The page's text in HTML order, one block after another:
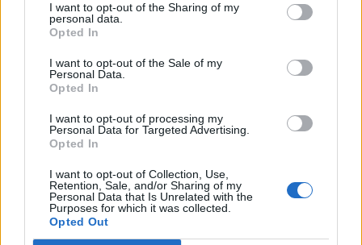
I want to opt-out of the Sharing of my
personal data.
Opted In
I want to opt-out of the Sale of my
Personal Data.
Opted In
I want to opt-out of processing my
Personal Data for Targeted Advertising.
Opted In
I want to opt-out of Collection, Use,
Retention, Sale, and/or Sharing of my
Personal Data that Is Unrelated with the
Purposes for which it was collected.
Opted Out
Váratlan fordulat az angol válogatottnál:
lemondott a szövetségi kapitány, mi lesz
most?
A korábbi klasszis két éve irányította az angol
krikettválogatottat, télen már Ausztráliában edzősködik.